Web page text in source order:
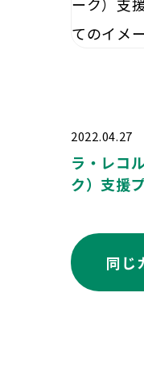
2022.04.27
ラ・レコ
ク）支援
同じ